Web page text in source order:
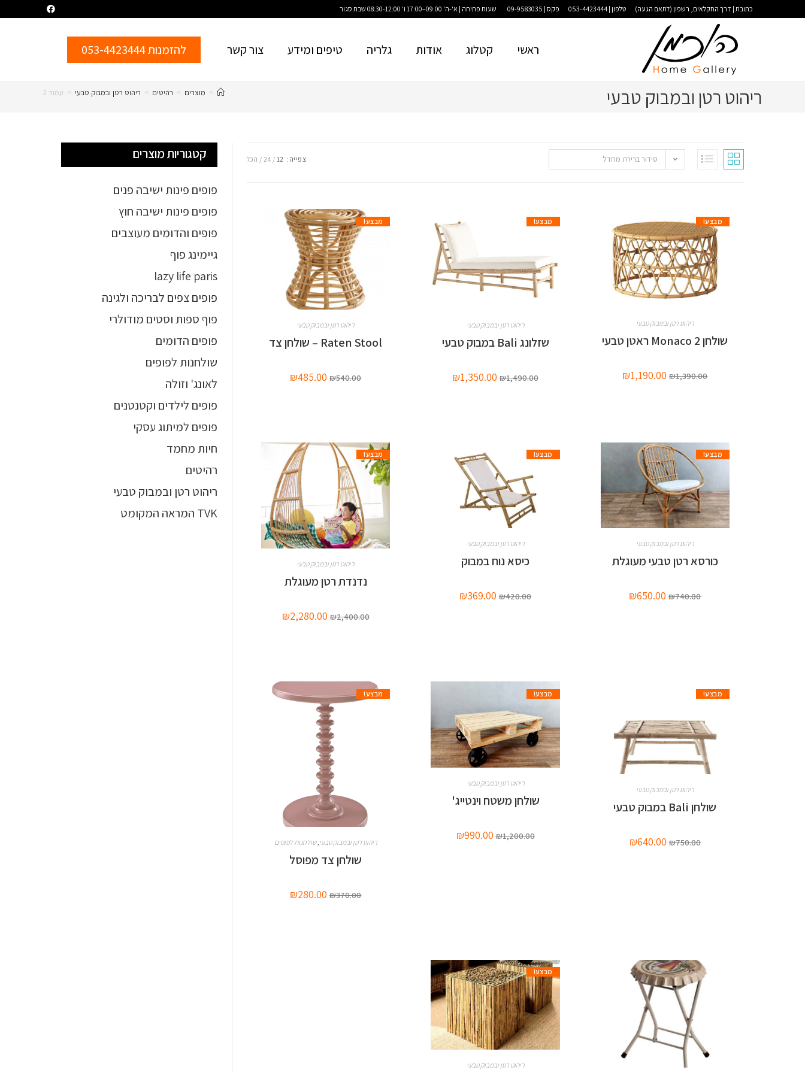
כתובת | דרך החקלאים, רשפון (לתאם הגעה) טלפון | 053-4423444 פקס | 09-9583035 שעות פתיחה | א'-ה' 09:00–17:00 ו' 08:30-12:00 שבת סגור
ראשי קטלוג אודות גלריה טיפים ומידע צור קשר להזמנות 053-4423444
ריהוט רטן ובמבוק טבעי > מוצרים > רהיטים > ריהוט רטן ובמבוק טבעי > עמוד 2
סידור ברירת מחדל צפייה: 12
24 הכל
מבצע!
ריהוט רטן ובמבוק טבעי
שולחן Monaco 2 ראטן טבעי
₪1,390.00
₪1,190.00
מבצע!
ריהוט רטן ובמבוק טבעי
שזלונג Bali במבוק טבעי
₪1,490.00
₪1,350.00
מבצע!
ריהוט רטן ובמבוק טבעי
Raten Stool – שולחן צד
₪540.00
₪485.00
מבצע!
ריהוט רטן ובמבוק טבעי
כורסא רטן טבעי מעוגלת
₪740.00
₪650.00
מבצע!
ריהוט רטן ובמבוק טבעי
כיסא נוח במבוק
₪420.00
₪369.00
מבצע!
ריהוט רטן ובמבוק טבעי
נדנדת רטן מעוגלת
₪2,400.00
₪2,280.00
מבצע!
ריהוט רטן ובמבוק טבעי
שולחן Bali במבוק טבעי
₪750.00
₪640.00
מבצע!
ריהוט רטן ובמבוק טבעי
שולחן משטח וינטייג'
₪1,200.00
₪990.00
מבצע!
ריהוט רטן ובמבוק טבעי ,שולחנות לפופים
שולחן צד מפוסל
₪370.00
₪280.00
מבצע!
ריהוט רטן ובמבוק טבעי
קטגוריות מוצרים
פופים פינות ישיבה פנים
פופים פינות ישיבה חוץ
פופים והדומים מעוצבים
גיימינג פוף
lazy life paris
פופים צפים לבריכה ולגינה
פוף ספות וסטים מודולרי
פופים הדומים
שולחנות לפופים
לאונג' וזולה
פופים לילדים וקטנטנים
פופים למיתוג עסקי
חיות מחמד
רהיטים
ריהוט רטן ובמבוק טבעי
TVK המראה המקומט